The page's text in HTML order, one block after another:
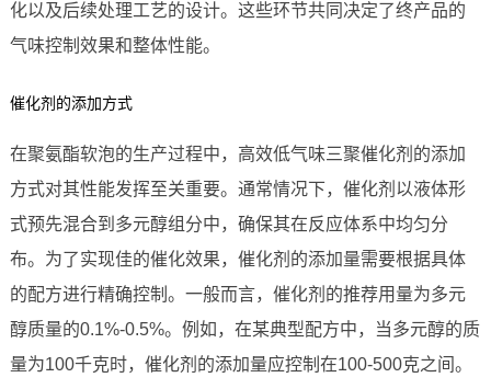
化以及后续处理工艺的设计。这些环节共同决定了终产品的
气味控制效果和整体性能。
催化剂的添加方式
在聚氨酯软泡的生产过程中，高效低气味三聚催化剂的添加
方式对其性能发挥至关重要。通常情况下，催化剂以液体形
式预先混合到多元醇组分中，确保其在反应体系中均匀分
布。为了实现佳的催化效果，催化剂的添加量需要根据具体
的配方进行精确控制。一般而言，催化剂的推荐用量为多元
醇质量的0.1%-0.5%。例如，在某典型配方中，当多元醇的质
量为100千克时，催化剂的添加量应控制在100-500克之间。